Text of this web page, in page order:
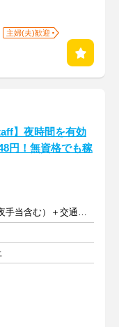
主婦(夫)歓迎
】夜時間を有効
円！無資格でも稼
時給1731～1795円（深夜手当含む）＋交通費支給